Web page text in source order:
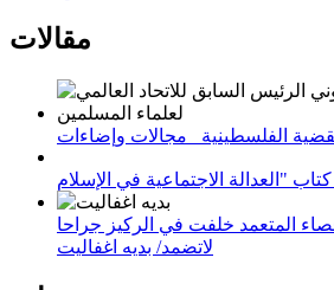
مقالات
الفلسطينية_ مجالات وإضاءات
المتعمد خلفت في الركيز جراحا
لاتضمد/ بديه اغفاليت